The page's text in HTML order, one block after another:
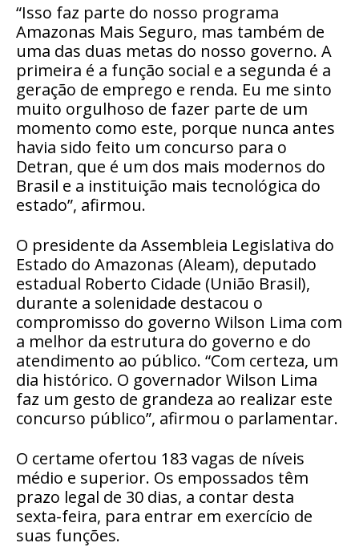
“Isso faz parte do nosso programa
Amazonas Mais Seguro, mas também de
uma das duas metas do nosso governo. A
primeira é a função social e a segunda é a
geração de emprego e renda. Eu me sinto
muito orgulhoso de fazer parte de um
momento como este, porque nunca antes
havia sido feito um concurso para o
Detran, que é um dos mais modernos do
Brasil e a instituição mais tecnológica do
estado”, afirmou.
O presidente da Assembleia Legislativa do
Estado do Amazonas (Aleam), deputado
estadual Roberto Cidade (União Brasil),
durante a solenidade destacou o
compromisso do governo Wilson Lima com
a melhor da estrutura do governo e do
atendimento ao público. “Com certeza, um
dia histórico. O governador Wilson Lima
faz um gesto de grandeza ao realizar este
concurso público”, afirmou o parlamentar.
O certame ofertou 183 vagas de níveis
médio e superior. Os empossados têm
prazo legal de 30 dias, a contar desta
sexta-feira, para entrar em exercício de
suas funções.